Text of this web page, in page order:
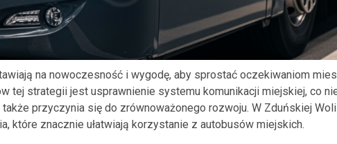
na nowoczesność i wygodę, aby sprostać oczekiwaniom
tej strategii jest usprawnienie systemu komunikacji miejskiej, co
przyczynia się do zrównoważonego rozwoju. W Zduńskiej
które znacznie ułatwiają korzystanie z autobusów miejskich.